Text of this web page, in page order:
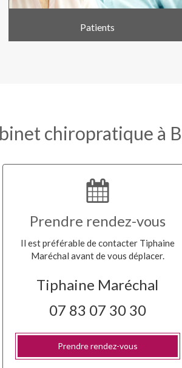
Patients
chiropratique à
Prendre rendez-vous
Il est préférable de contacter Tiphaine
Maréchal avant de vous déplacer.
Tiphaine Maréchal
07 83 07 30 30
Prendre rendez-vous